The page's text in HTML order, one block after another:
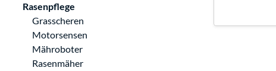
Rasenpflege
Grasscheren
Motorsensen
Mähroboter
Rasenmäher